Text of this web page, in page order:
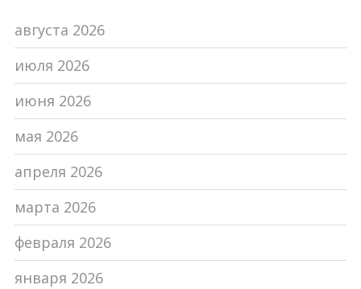
августа 2026
июля 2026
июня 2026
мая 2026
апреля 2026
марта 2026
февраля 2026
января 2026